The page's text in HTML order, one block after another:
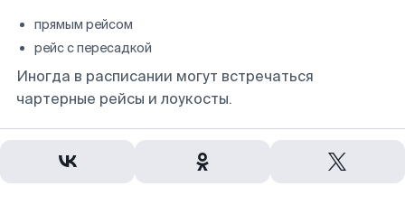
прямым рейсом
рейс с пересадкой
Иногда в расписании могут встречаться
чартерные рейсы и лоукосты.